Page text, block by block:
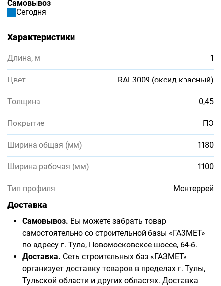
Самовывоз
Сегодня
Характеристики
Длина, м 1
Цвет RAL3009 (оксид красный)
Толщина 0,45
Покрытие ПЭ
Ширина общая (мм) 1180
Ширина рабочая (мм) 1100
Тип профиля Монтеррей
Доставка
Самовывоз. Вы можете забрать товар
самостоятельно со строительной базы «ГАЗМЕТ»
по адресу г. Тула, Новомосковское шоссе, 64-б.
Доставка. Сеть строительных баз «ГАЗМЕТ»
организует доставку товаров в пределах г. Тулы,
Тульской области и других областях. Доставка